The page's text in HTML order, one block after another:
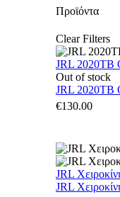
Προϊόντα
Clear Filters
JRL 2020TB
Out of stock
JRL 2020TB
€130.00
JRL
JRL